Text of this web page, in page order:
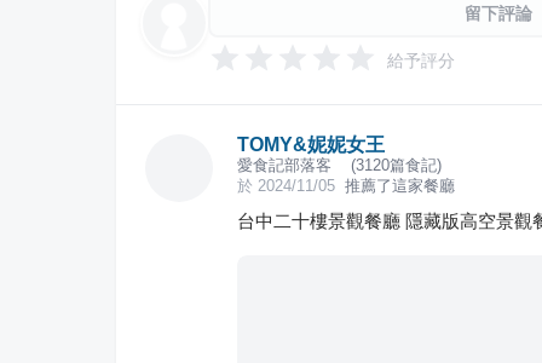
留下評論
給予評分
TOMY&妮妮女王
愛食記部落客 (3120篇食記)
於 2024/11/05 推薦了這家餐廳
台中二十樓景觀餐廳 隱藏版高空景